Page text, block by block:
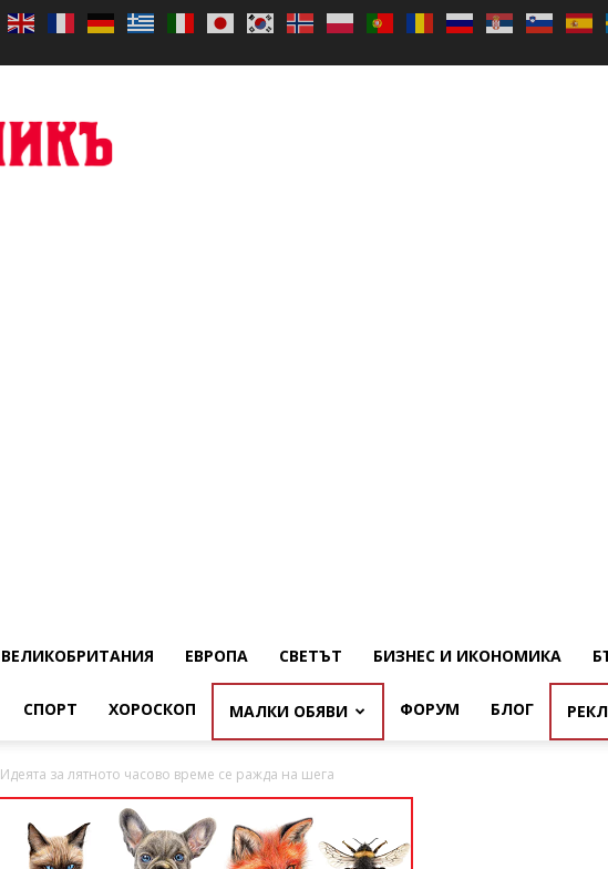
ВЕЛИКОБРИТАНИЯ ЕВРОПА СВЕТЪТ БИЗНЕС И ИКОНОМИКА
СПОРТ ХОРОСКОП МАЛКИ ОБЯВИ ФОРУМ БЛОГ
Идеята за лятното часово време се ражда на шега